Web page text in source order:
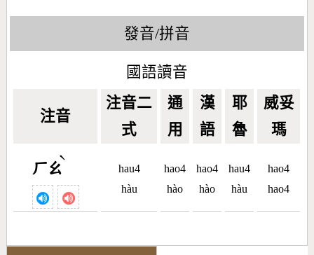
發音/拼音
國語讀音
注音
注音二
式
通
用
漢
語
耶
魯
威妥
瑪
ㄏㄠ
ˋ
hau4
hàu
hao4
hào
hao4
hào
hau4
hàu
hao4
hao4